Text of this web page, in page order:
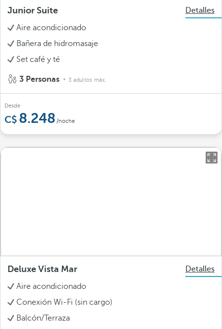
Junior Suite
Detalles
Aire acondicionado
Bañera de hidromasaje
Set café y té
3 Personas 3 adultos máx.
Desde
8.248 /noche
Deluxe Vista Mar
Detalles
Aire acondicionado
Conexión Wi-Fi (sin cargo)
Balcón/Terraza